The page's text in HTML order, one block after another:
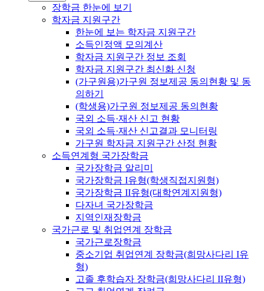
장학금 한눈에 보기
학자금 지원구간
한눈에 보는 학자금 지원구간
소득인정액 모의계산
학자금 지원구간 정보 조회
학자금 지원구간 최신화 신청
(가구원용)가구원 정보제공 동의현황 및 동
의하기
(학생용)가구원 정보제공 동의현황
국외 소득·재산 신고 현황
국외 소득·재산 신고결과 모니터링
가구원 학자금 지원구간 산정 현황
소득연계형 국가장학금
국가장학금 알리미
국가장학금 I유형(학생직접지원형)
국가장학금 II유형(대학연계지원형)
다자녀 국가장학금
지역인재장학금
국가근로 및 취업연계 장학금
국가근로장학금
중소기업 취업연계 장학금(희망사다리 I유
형)
고졸 후학습자 장학금(희망사다리 II유형)